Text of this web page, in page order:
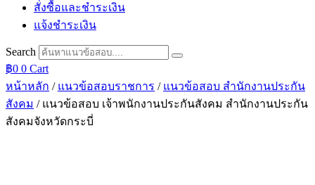
สั่งซื้อและชำระเงิน
แจ้งชำระเงิน
Search
฿0 0 Cart
หน้าหลัก / แนวข้อสอบราชการ / แนวข้อสอบ สำนักงานประกัน
สังคม / แนวข้อสอบ เจ้าพนักงานประกันสังคม สำนักงานประกัน
สังคมจังหวัดกระบี่